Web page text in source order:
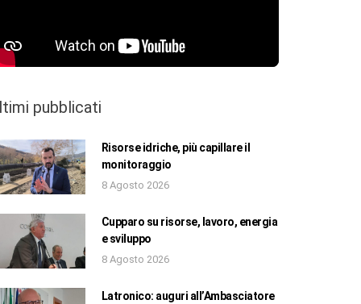
pubblicati
Risorse idriche, più capillare il
monitoraggio
8 Agosto 2026
Cupparo su risorse, lavoro, energia
e sviluppo
8 Agosto 2026
Latronico: auguri all’Ambasciatore